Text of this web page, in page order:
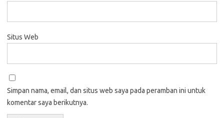
Situs Web
Simpan nama, email, dan situs web saya pada peramban ini untuk
komentar saya berikutnya.